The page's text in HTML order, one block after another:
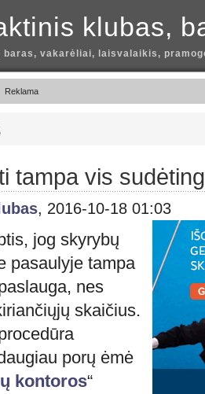
klubas,
vakarėliai, laisvalaikis,
Reklama
tampa vis
, 2016-10-18 01:03
jog skyrybų
pasaulyje tampa
nes
skaičius.
porų ėmė
kontoros“